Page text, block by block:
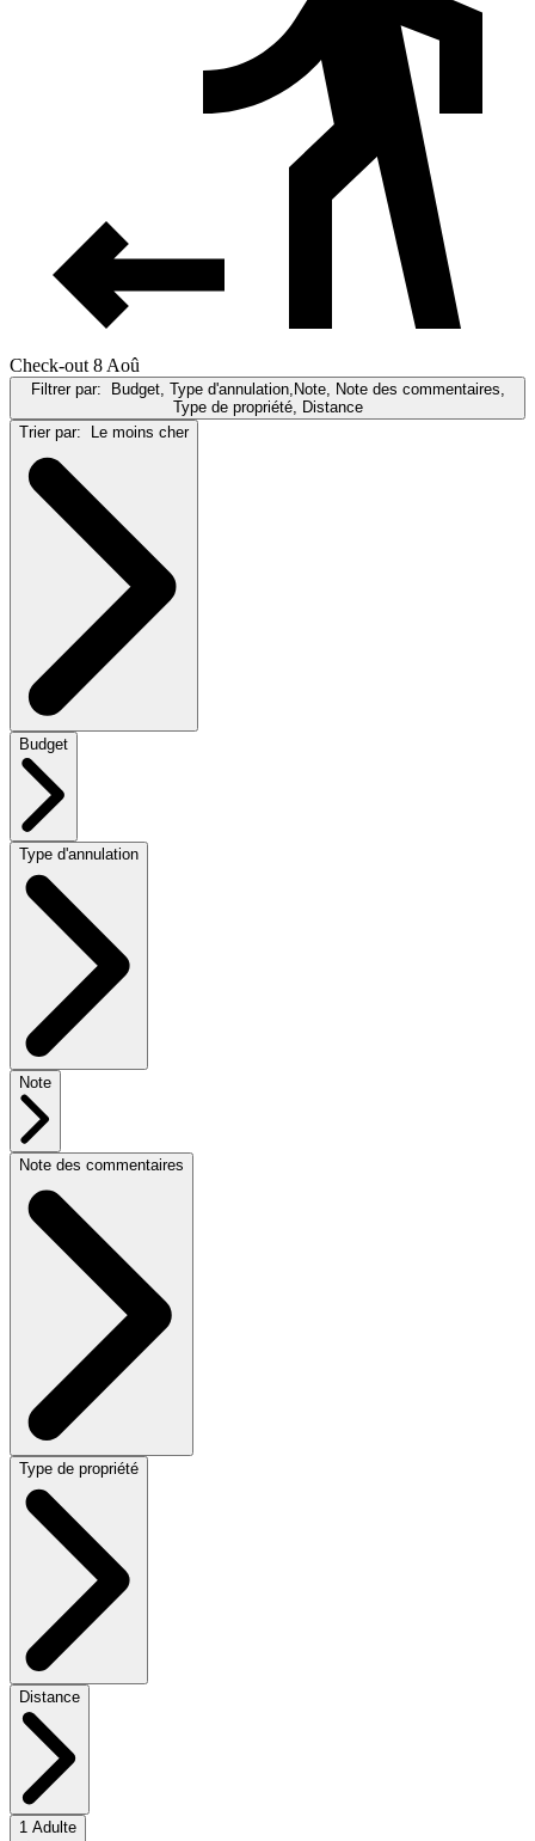
Check-out 8 Aoû
Filtrer par:
Budget, Type d'annulation,Note, Note des commentaires,
Type de propriété, Distance
Trier par:
Le moins cher
Budget
Type d'annulation
Note
Note des commentaires
Type de propriété
Distance
1 Adulte